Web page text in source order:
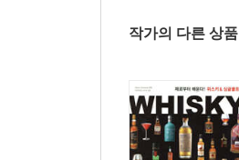
작가의 다른 상품